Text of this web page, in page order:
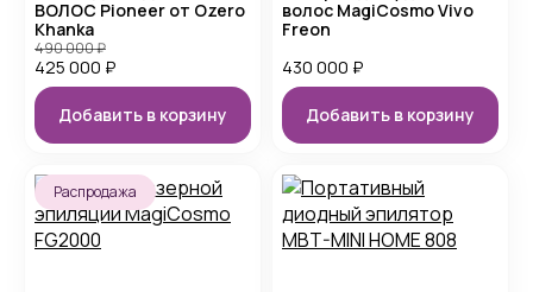
ВОЛОС Pioneer от Ozero
Khanka
425 000 ₽
490 000₽
Добавить в корзину
волос MagiCosmo Vivo
Freon
430 000 ₽
Добавить в корзину
Распродажа